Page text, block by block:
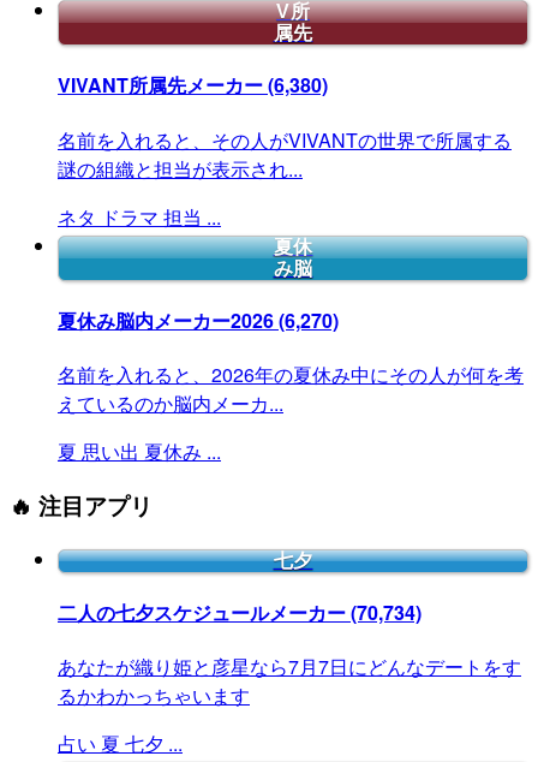
V所
属先
VIVANT所属先メーカー(6,380)
名前を入れると、その人がVIVANTの世界で所属する
謎の組織と担当が表示され...
ネタ ドラマ 担当 ...
夏休
み脳
夏休み脳内メーカー2026(6,270)
名前を入れると、2026年の夏休み中にその人が何を考
えているのか脳内メーカ...
夏 思い出 夏休み ...
🔥 注目アプリ
七夕
二人の七夕スケジュールメーカー(70,734)
あなたが織り姫と彦星なら7月7日にどんなデートをす
るかわかっちゃいます
占い 夏 七夕 ...